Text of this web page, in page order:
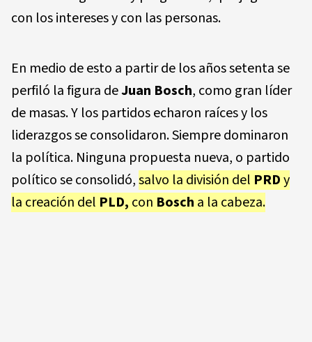
con los intereses y con las personas.
En medio de esto a partir de los años setenta se
perfiló la figura deJuan Bosch, como gran líder
de masas. Y los partidos echaron raíces y los
liderazgos se consolidaron. Siempre dominaron
la política. Ninguna propuesta nueva, o partido
político se consolidó,salvo la división del PRDy
la creación del PLD, con Bosch a la cabeza.